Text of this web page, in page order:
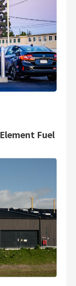
Fuel